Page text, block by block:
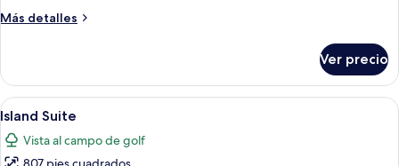
Más detalles
Más
Premier
Ver precio
Abrir
todas
las
Una habitación de hotel con dos
6
Island Suite
Vista al campo de golf